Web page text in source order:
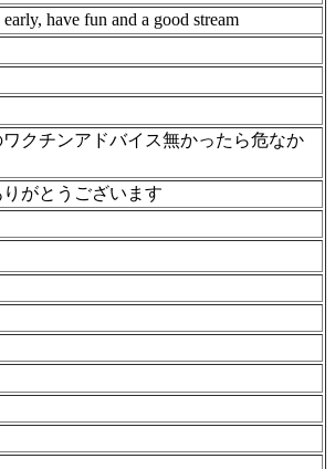
have fun and a good stream
クチンアドバイス無かったら危なか
がとうございます